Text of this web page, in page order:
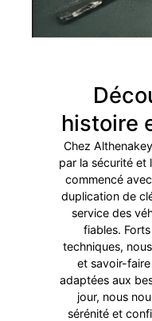
histoire
Chez
par la sécurité et
commencé
duplication de
service des
fiables.
techniques,
et savoir-
adaptées aux
jour, nous
sérénité et